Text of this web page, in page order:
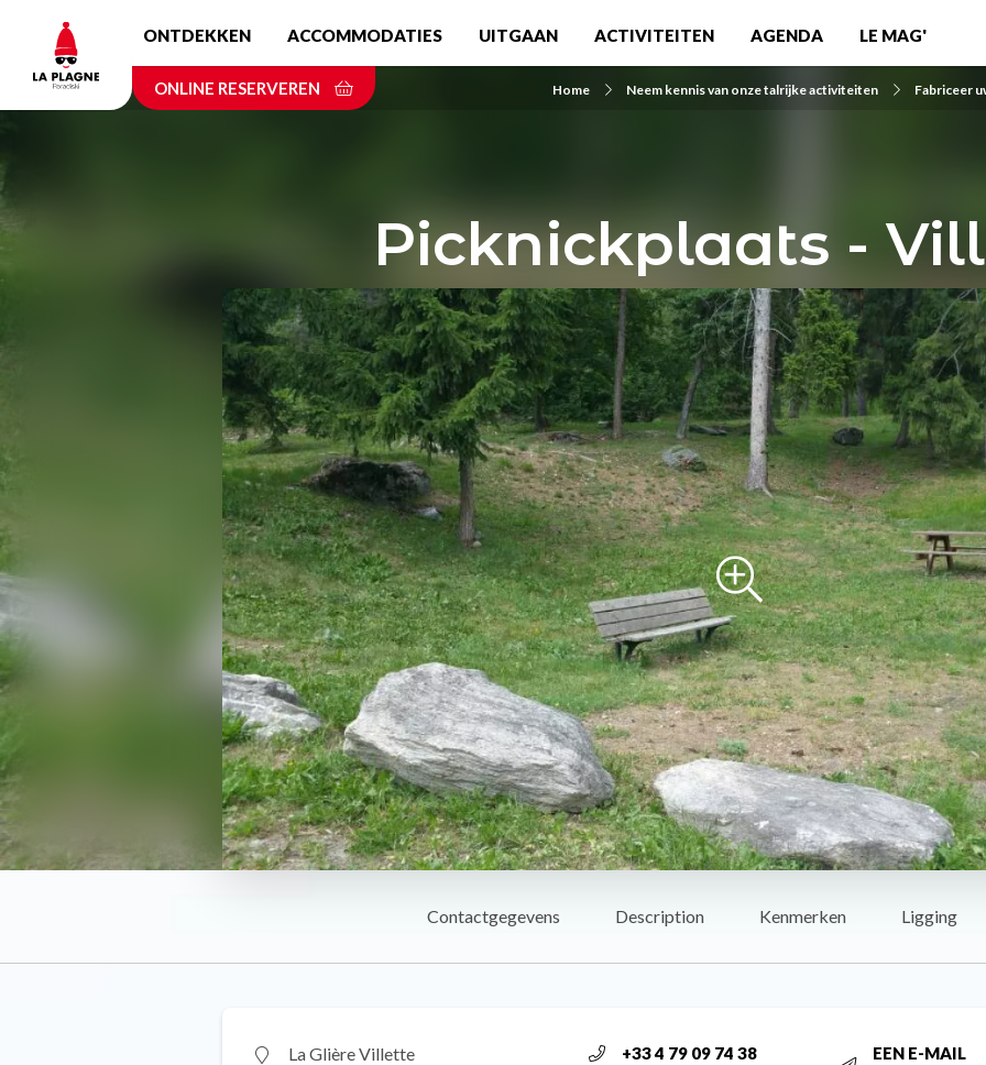
content
ONTDEKKEN ACCOMMODATIES UITGAAN ACTIVITEITEN AGENDA LE MAG'
ONLINE RESERVEREN Home Neem kennis van onze talrijke activiteiten Fabriceer
Picknickplaats -
Contactgegevens Description Kenmerken Ligging
La Glière Villette
+33 4 79 09 74 38
EEN E-MAIL